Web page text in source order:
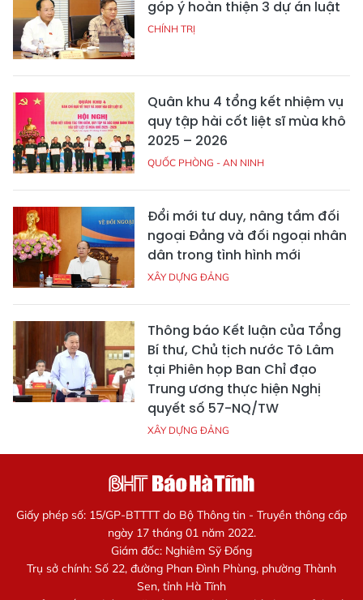
góp ý hoàn thiện 3 dự án luật
CHÍNH TRỊ
Quân khu 4 tổng kết nhiệm vụ
quy tập hài cốt liệt sĩ mùa khô
2025 – 2026
QUỐC PHÒNG - AN NINH
Đổi mới tư duy, nâng tầm đối
ngoại Đảng và đối ngoại nhân
dân trong tình hình mới
XÂY DỰNG ĐẢNG
Thông báo Kết luận của Tổng
Bí thư, Chủ tịch nước Tô Lâm
tại Phiên họp Ban Chỉ đạo
Trung ương thực hiện Nghị
quyết số 57-NQ/TW
XÂY DỰNG ĐẢNG
Giấy phép số: 15/GP-BTTTT do Bộ Thông tin - Truyền thông cấp
ngày 17 tháng 01 năm 2022.
Giám đốc: Nghiêm Sỹ Đống
Trụ sở chính: Số 22, đường Phan Đình Phùng, phường Thành
Sen, tỉnh Hà Tĩnh